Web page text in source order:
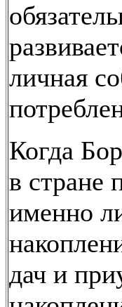
личная
Когда
в стране
именно
дач и